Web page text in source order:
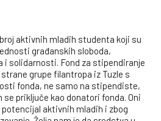
aktivnih mladih studenta koji su
građanskih sloboda,
solidarnosti. Fond za stipendiranje
strane grupe filantropa iz Tuzle s
fonda, ne samo na stipendiste,
se priključe kao donatori fonda. Oni
aktivnih mladih i zbog